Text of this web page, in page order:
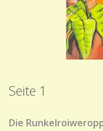
Seite 1
Die